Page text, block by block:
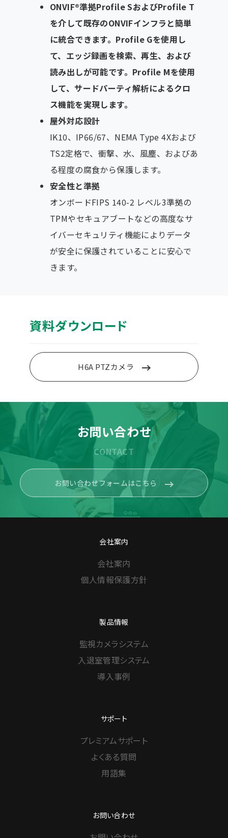
ONVIF®準拠Profile SおよびProfile T
を介して既存のONVIFインフラと簡単
に統合できます。Profile Gを使用し
て、エッジ録画を検索、再生、および
読み出しが可能です。Profile Mを使用
して、サードパーティ解析によるクロ
ス機能を実現します。
屋外対応設計
IK10、IP66/67、NEMA Type 4Xおよび
TS2定格で、衝撃、水、風塵、およびあ
る程度の腐食から保護します。
安全性と準拠
オンボードFIPS 140-2 レベル3準拠の
TPMやセキュアブートなどの高度なサ
イバーセキュリティ機能によりデータ
が安全に保護されていることに安心で
きます。
資料ダウンロード
H6A PTZカメラ
お問い合わせ
CONTACT
お問い合わせフォームはこちら
会社案内
会社案内
個人情報保護方針
製品情報
監視カメラシステム
入退室管理システム
導入事例
サポート
プレミアムサポート
よくある質問
用語集
お問い合わせ